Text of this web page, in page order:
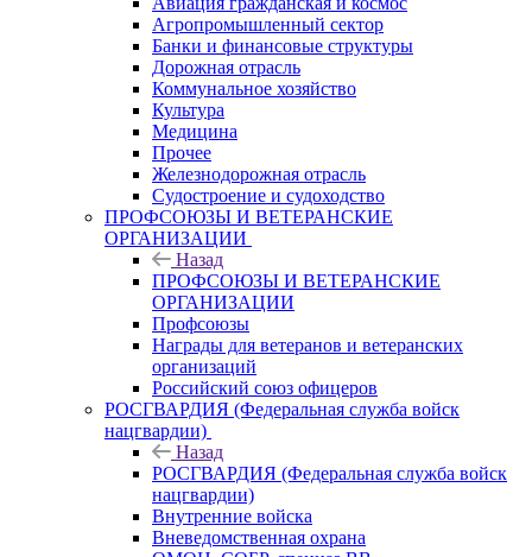
Агропромышленный сектор
Банки и финансовые структуры
Дорожная отрасль
Коммунальное хозяйство
Культура
Медицина
Прочее
Железнодорожная отрасль
Судостроение и судоходство
ПРОФСОЮЗЫ И ВЕТЕРАНСКИЕ
ОРГАНИЗАЦИИ
Назад
ПРОФСОЮЗЫ И ВЕТЕРАНСКИЕ
ОРГАНИЗАЦИИ
Профсоюзы
Награды для ветеранов и ветеранских
организаций
Российский союз офицеров
РОСГВАРДИЯ (Федеральная служба войск
нацгвардии)
Назад
РОСГВАРДИЯ (Федеральная служба войск
нацгвардии)
Внутренние войска
Вневедомственная охрана